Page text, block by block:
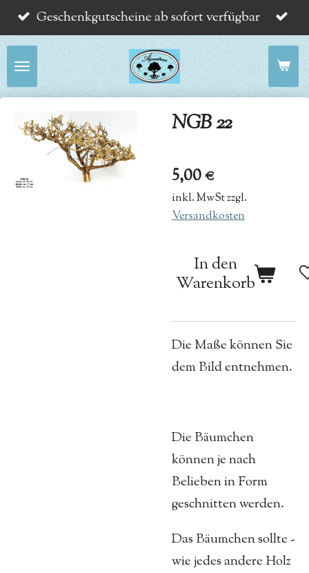
Zum
Hauptinhalt
springen
Geschenkgutscheine ab sofort verfügbar
NGB 22
5,00 €
inkl. MwSt zzgl.
Versandkosten
In den
Warenkorb
Die Maße können Sie
dem Bild entnehmen.
Die Bäumchen
können je nach
Belieben in Form
geschnitten werden.
Das Bäumchen sollte -
wie jedes andere Holz